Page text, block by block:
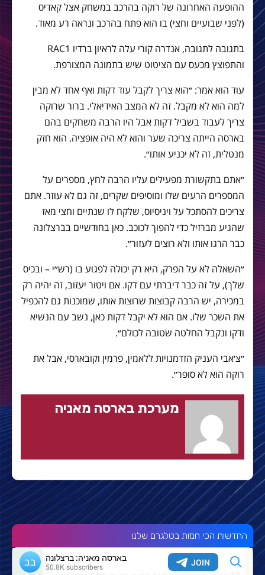
ההופעה האחרונה של רוקה בהרכב במשחק אצל קאדיס
(לפני שבועיים וחצי) בו הוא פתח בהרכב ונראה רע מאוד.
בתגובה לתגובה, אנדרה קורי עלה לראיון ברדיו RAC1
והתפוצץ מכעס עם הציטוט שיש בתמונה המצורפת.
עוד הוא אמר: ״הוא צריך לקבל עוד דקות ואף אחד לא מבין
למה הוא לא מקבל. זה לא המצב האידיאלי. ברור שרוקה
צריך לעבוד בשביל דקות אבל היו הרבה משחקים בהם
בארסה הייתה צריכה שער והוא לא היה אופציה. הוא חזק
מנטלית, זה לא יכניע אותו״.
״אתם בתקשורת מפעילים עליו הרבה לחץ, מספרים על
המספרים הרעים שלו ומוסיפים שקרים, זה גם לא עוזר. אתם
צריכים להסתכל על ויניסיוס, שלקח לו שנתיים וחצי מאז
שהגיע מברזיל כדי להפוך לכוכב. כאן בחודשיים בברצלונה
כבר הרגו אותו ולא רוצים לעזור״.
״השאלה לא על הפרק, היא רק יכולה לפגוע בו (רש״י – ובכיס
שלך), על זה כבר דיברתי עם דקו. אם ויטור יעזוב, זה יהיה רק
במכירה, יש הרבה קבוצות שרוצות אותו, שמוכנות גם להכפיל
את השכר שלו. אם הוא לא יקבל דקות כאן, נשב עם הנשיא
ודקו ונקבל החלטה שטובה לכולם״.
״צ׳אבי העניק הזדמנויות ללאמין, פרמין וקובארסי, אבל את
רוקה הוא לא סופר״.
מערכת בארסה מאניה
החדשות הכי חמות בטלגרם שלנו